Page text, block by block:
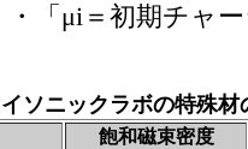
「μi＝初期チャー
ソニックラボの特殊材
飽和磁束密度